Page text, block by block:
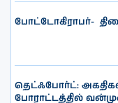
போட்டோகிராபர்-
தெட்ஃபோர்ட்: அகதிகள்
போராட்டத்தில்